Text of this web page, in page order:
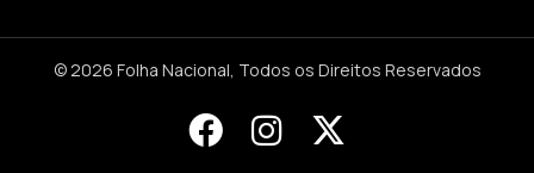
© 2026 Folha Nacional, Todos os Direitos Reservados